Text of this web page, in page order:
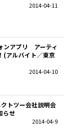
2014-04-11
ンアプリ アーティ
(アルバイト／東京
2014-04-10
トツー会社説明会
らせ
2014-04-9